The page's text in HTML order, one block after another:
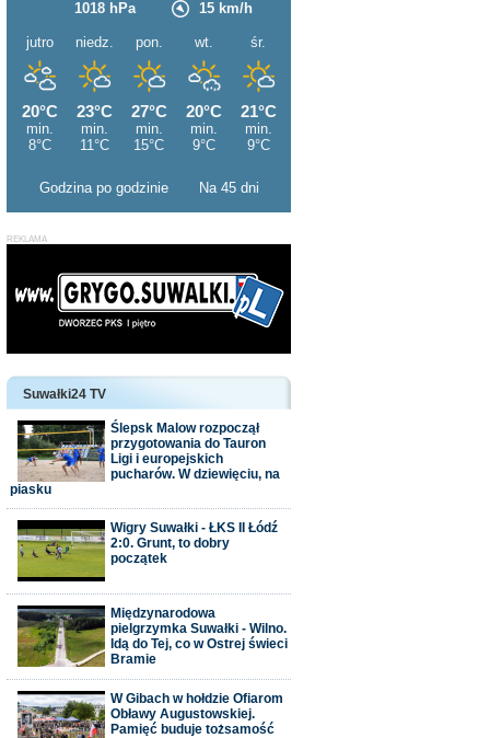
Godzina po godzinie Na 45 dni
Suwałki24 TV
Ślepsk Malow rozpoczął
przygotowania do Tauron
Ligi i europejskich
pucharów. W dziewięciu, na
piasku
Wigry Suwałki - ŁKS II Łódź
2:0. Grunt, to dobry
początek
Międzynarodowa
pielgrzymka Suwałki - Wilno.
Idą do Tej, co w Ostrej świeci
Bramie
W Gibach w hołdzie Ofiarom
Obławy Augustowskiej.
Pamięć buduje tożsamość